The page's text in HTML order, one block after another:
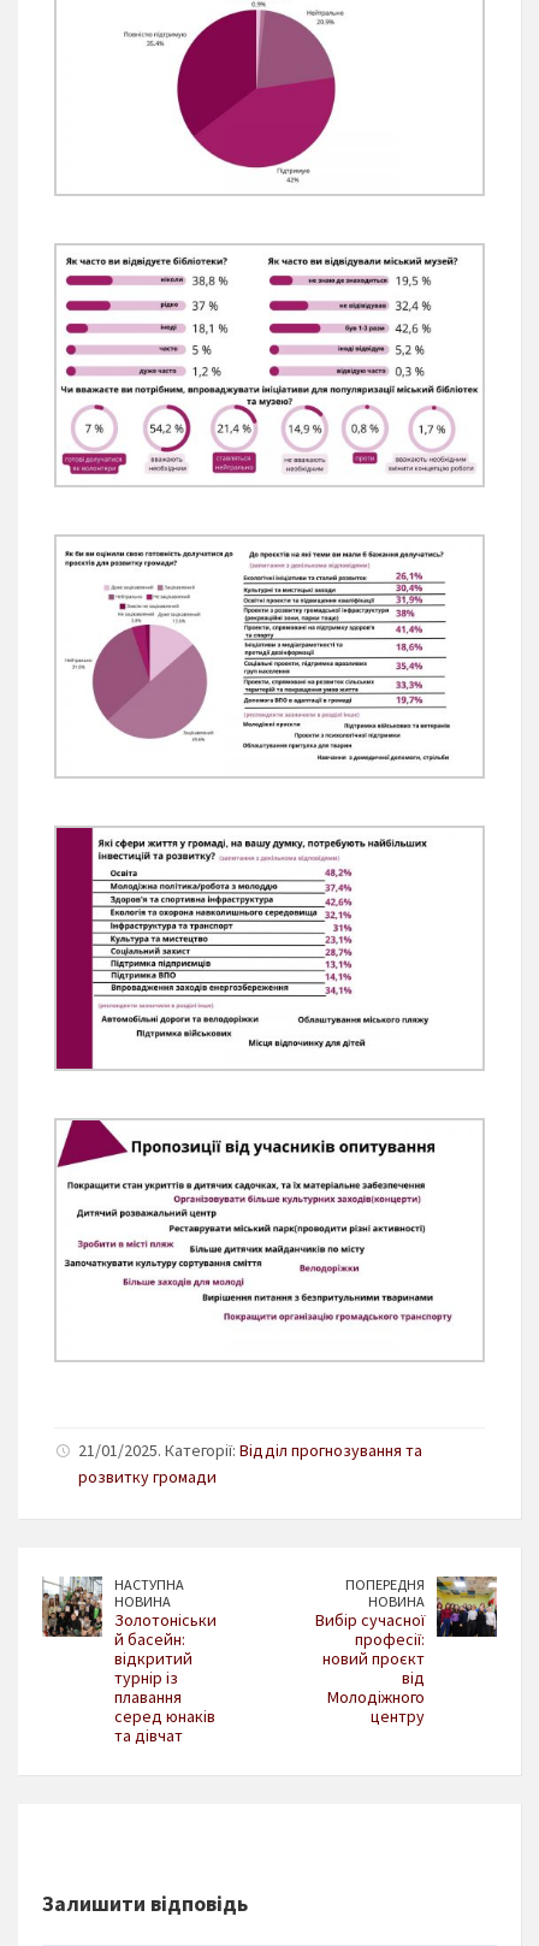
21/01/2025. Категорії: Відділ прогнозування та
розвитку громади
НАСТУПНА
НОВИНА
Золотоніськи
й басейн:
відкритий
турнір із
плавання
серед юнаків
та дівчат
ПОПЕРЕДНЯ
НОВИНА
Вибір сучасної
професії:
новий проєкт
від
Молодіжного
центру
Залишити відповідь